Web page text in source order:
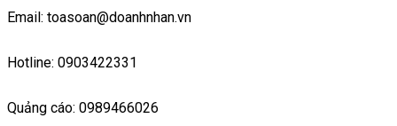
Email: toasoan@doanhnhan.vn
Hotline: 0903422331
Quảng cáo: 0989466026